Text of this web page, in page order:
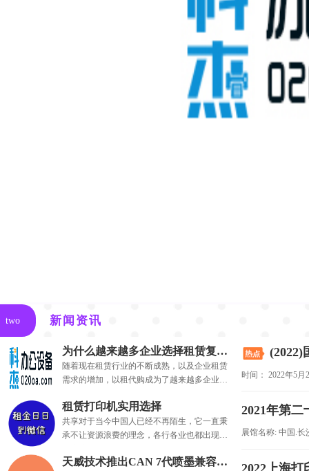
two 新闻资讯
为什么越来越多企业选择租赁复印机，而不是购买？
随着现在租赁行业的不断成熟，以及企业租赁
需求的增加，以租代购成为了越来越多企业的
租赁打印机实用选择
共享对于当今中国人已经不再陌生，它一直秉
承不让资源浪费的理念，各行各业也都出现了
天威技术推出CAN 7代喷墨兼容芯片
(2022)
2021年第